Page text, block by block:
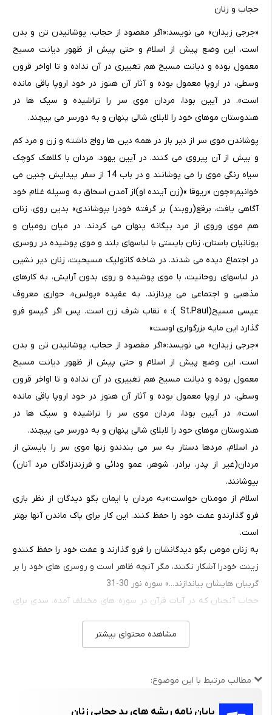
حجاب و زنان
«جرجی زیدان» می نویسد:«اگر مقصود از حجاب، پوشانیدن تن و بدن
است، این وضع پیش از اسلام و حتی پیش از ظهور دیانت مسیح
معمول بوده و دیانت مسیح هم تغییری در آن نداده و تا اواخر قرون
وسطی، در اروپا معمول بوده و آثار آن هنوز در خود اروپا باقی مانده
است». در آیین بودا، مردان موی سر را تراشیده و سیک ها در
هندوستان موهای خود را لابلای شالی پنهان و به دورسر می پیچند.
پوشاندن موی سر از دیر باز در همه دین ها رواج داشته و زن و مرد کم
و بیش از آن پیروی می کنند. در آیین یهود، مردان با کلاهک کوچک
سیاه رنگی موی را می پوشانند و در باب 14 از سفر پیدایش چنین می
خوانیم:«چون «ریوقا »(زن آینده او)از آمدن اسحاق به وسیله غلام خود
آگاهی یافت، برقع(روبند) بر گرفته خودرا بپوشاندی» بدین روی، زنان
هم موی وروی از مرد بیگانه پنهان می کردند. در میان رومیان و
یونانیان باستان، زنان بایستی با لباسهای بلند و موی پوشیده در روسری
در اجتماع دیده می شدند. در شاخه کاتولیک مسیحیت، زنان دیر نشین
در لباسهای روحانیت، با موی پوشیده و روی بدون آرایش، به کارهای
مذهبی و اجتماعی می پردازند. به عقیده «پولس»، حواری معروف
عیسی مسیح(St.Paul ): « نقاب شرف زن است. پس اگر گیسو فرو
گذارد این مایه بزرگواری اوست»
«جرجی زیدان» می نویسد:«اگر مقصود از حجاب، پوشانیدن تن و بدن
است، این وضع پیش از اسلام و حتی پیش از ظهور دیانت مسیح
معمول بوده و دیانت مسیح هم تغییری در آن نداده و تا اواخر قرون
وسطی، در اروپا معمول بوده و آثار آن هنوز در خود اروپا باقی مانده
است». در آیین بودا، مردان موی سر را تراشیده و سیک ها در
هندوستان موهای خود را لابلای شالی پنهان و به دورسر می پیچند.
در اسلام، مردها دستار به سر می بندندو زنها موی سر را بایستی از
مردان(غیر از پدر، برادر، شوهر، عمو ودائی و فرزندزادگان مرد آنان)
بپوشانند.
اسلام از مومنان خواست:«به مردان با ایمان بگو دیدگان از نظر بازی
فرو گذارندو عفت خود را حفظ کنند. این کار برای پاک ماندن آنها بهتر
است.
به زنان مومن بگو دیدگانشان را فرو گذارند و عفت خود را حفظ کنندو
زینت خودرا آشکار نکنند، مگر آنچه ظاهر است و روسری های خود را بر
گریبان هایشان بیاندازند...» سوره نور 30-31
حجاب آنچنان که در آیات قرآن در سوره های مختلف آمده، سدی برای
فعالیت اجتماعی زنان و یا پیشرفت علمی و یادگیری و آموختن دانش
برای آنها نبوده است. در نخستین دوران گسترش اسلام و زندگی پیامبر،
زنان با مردان در میدان های جنگ دوشادوش شراکت داشتند، با هم به
دانشمند، پزشک و بازرگان دیده شده است.
پس از پیامبر، سپری شدن دوران خلفای راشدین(چهار خلیفه جانشین
مشاهده محتوای بیشتر
مطالب مرتبط با این موضوع:
پایان نامه ریشه های بد حجابی زنان